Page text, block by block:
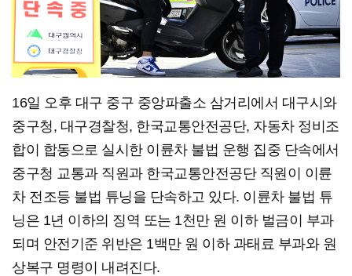
16일 오후 대구 중구 중앙파출소 삼거리에서 대구시와
중구청, 대구경찰청, 한국교통안전공단, 자동차 정비조
합이 합동으로 실시한 이륜차 불법 운행 집중 단속에서
중구청 교통과 직원과 한국교통안전공단 직원이 이륜
차 전조등 불법 튜닝을 단속하고 있다. 이륜차 불법 튜
닝은 1년 이하의 징역 또는 1천만 원 이하 벌금이 부과
되며 안전기준 위반은 1백만 원 이하 과태료 부과와 원
상복구 명령이 내려진다.